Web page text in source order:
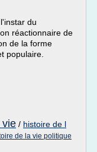
du
réactionnaire de
de la forme
populaire.
vie / histoire de l
de la vie politique